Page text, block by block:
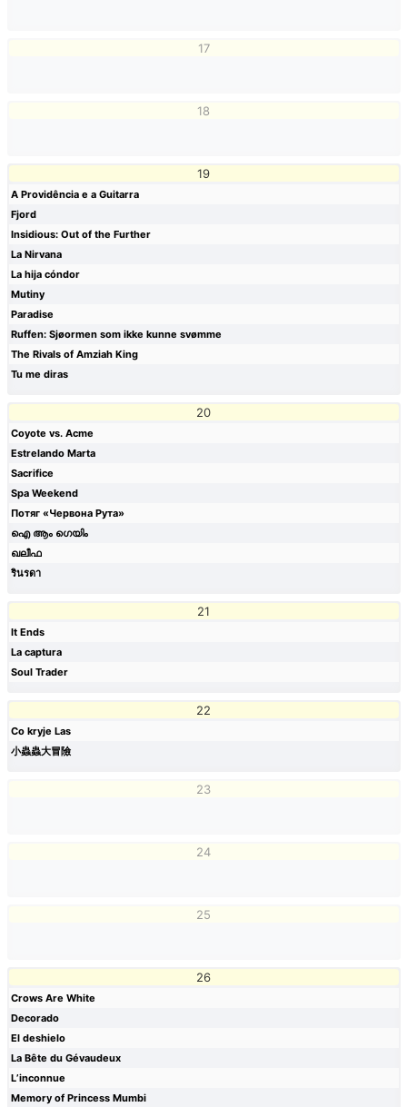
17
18
19
A Providência e a Guitarra
Fjord
Insidious: Out of the Further
La Nirvana
La hija cóndor
Mutiny
Paradise
Ruffen: Sjøormen som ikke kunne svømme
The Rivals of Amziah King
Tu me diras
20
Coyote vs. Acme
Estrelando Marta
Sacrifice
Spa Weekend
Потяг «Червона Рута»
ഐ ആം ഗെയിം
ഖലീഫ
รินรดา
21
It Ends
La captura
Soul Trader
22
Co kryje Las
小蟲蟲大冒險
23
24
25
26
Crows Are White
Decorado
El deshielo
La Bête du Gévaudeux
L’inconnue
Memory of Princess Mumbi